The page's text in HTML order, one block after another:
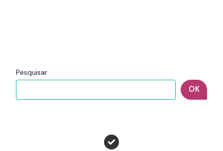
Pesquisar
OK